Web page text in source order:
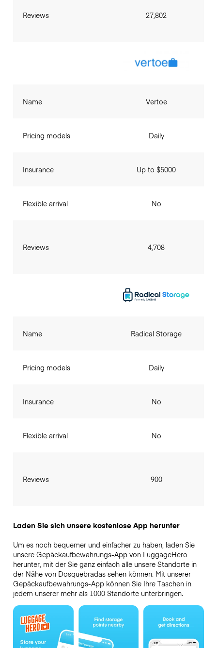
Reviews 27,802
Name
Pricing models
Insurance
Flexible arrival
Reviews
Vertoe
Daily
Up to $5000
No
4,708
Name
Pricing models
Insurance
Flexible arrival
Reviews
Radical Storage
Daily
No
No
900
Laden Sie sich unsere kostenlose App herunter
Um es noch bequemer und einfacher zu haben, laden Sie
unsere Gepäckaufbewahrungs-App von LuggageHero
herunter, mit der Sie ganz einfach alle unsere Standorte in
der Nähe von Dosquebradas sehen können. Mit unserer
Gepäckaufbewahrungs-App können Sie Ihre Taschen in
jedem unserer mehr als 1000 Standorte unterbringen.